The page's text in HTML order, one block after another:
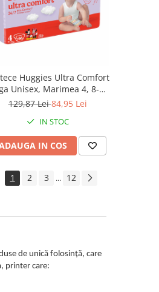
Huggies Ultra Comfort
Unisex, Marimea 4, 8-14
kg, 66 bucati
129,87 Lei84,95 Lei
IN STOC
IN COS
1 2 3 ... 12
de unică folosință, care
printer care: